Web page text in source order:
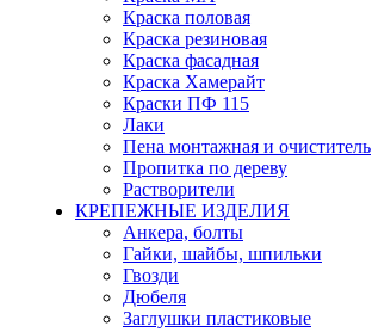
Краска половая
Краска резиновая
Краска фасадная
Краска Хамерайт
Краски ПФ 115
Лаки
Пена монтажная и очиститель
Пропитка по дереву
Растворители
КРЕПЕЖНЫЕ ИЗДЕЛИЯ
Анкера, болты
Гайки, шайбы, шпильки
Гвозди
Дюбеля
Заглушки пластиковые